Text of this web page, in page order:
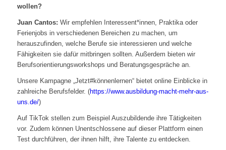
wollen?
Juan Cantos: Wir empfehlen Interessent*innen, Praktika oder
Ferienjobs in verschiedenen Bereichen zu machen, um
herauszufinden, welche Berufe sie interessieren und welche
Fähigkeiten sie dafür mitbringen sollten. Außerdem bieten wir
Berufsorientierungsworkshops und Beratungsgespräche an.
Unsere Kampagne „Jetzt#könnenlernen“ bietet online Einblicke in
zahlreiche Berufsfelder. (https://www.ausbildung-macht-mehr-aus-
uns.de/)
Auf TikTok stellen zum Beispiel Auszubildende ihre Tätigkeiten
vor. Zudem können Unentschlossene auf dieser Plattform einen
Test durchführen, der ihnen hilft, ihre Talente zu entdecken.